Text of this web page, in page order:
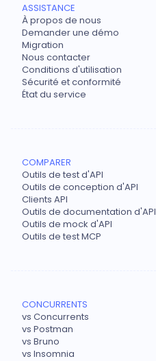
ASSISTANCE
À propos de nous
Demander une démo
Migration
Nous contacter
Conditions d'utilisation
Sécurité et conformité
État du service
COMPARER
Outils de test d'API
Outils de conception d'API
Clients API
Outils de documentation d'API
Outils de mock d'API
Outils de test MCP
CONCURRENTS
vs Concurrents
vs Postman
vs Bruno
vs Insomnia